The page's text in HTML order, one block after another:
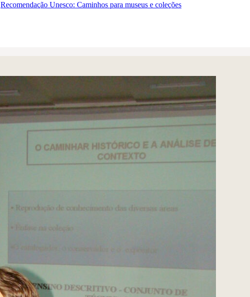
Recomendação Unesco: Caminhos para museus e coleções